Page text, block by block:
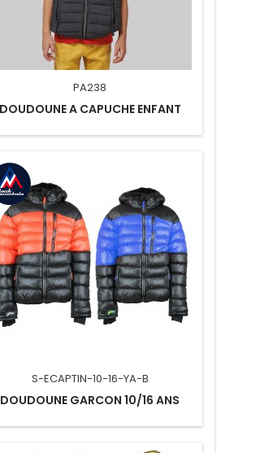
PA238
DOUDOUNE A CAPUCHE ENFANT
S-ECAPTIN-10-16-YA-B
DOUDOUNE GARCON 10/16 ANS